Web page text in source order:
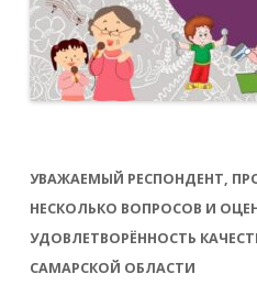
УВАЖАЕМЫЙ РЕСПОНДЕНТ,
НЕСКОЛЬКО ВОПРОСОВ И
УДОВЛЕТВОРЁННОСТЬ
САМАРСКОЙ ОБЛАСТИ